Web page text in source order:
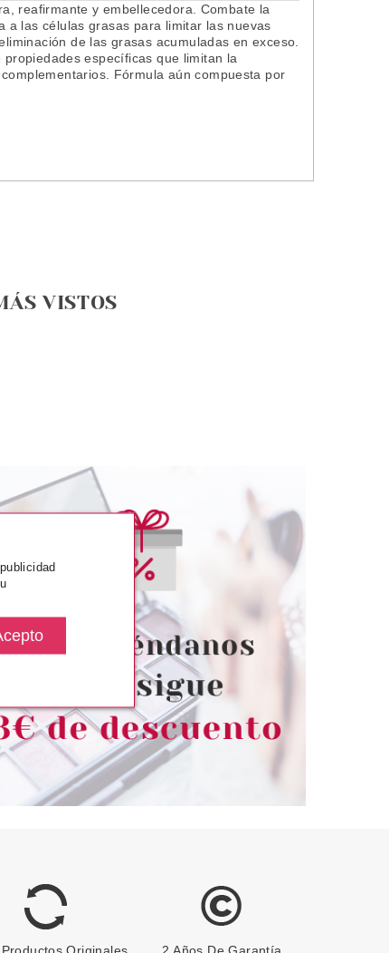
reafirmante y embellecedora. Combate la
las células grasas para limitar las nuevas
de las grasas acumuladas en exceso.
específicas que limitan la
Fórmula aún compuesta por
VISTOS
CORPORAL
desde
CLARINS LECHE PIERNAS
CANSADAS/PESADAS 125 ML
Pvr 38.00€
-28%
desde
Originales 2 Años De Garantía